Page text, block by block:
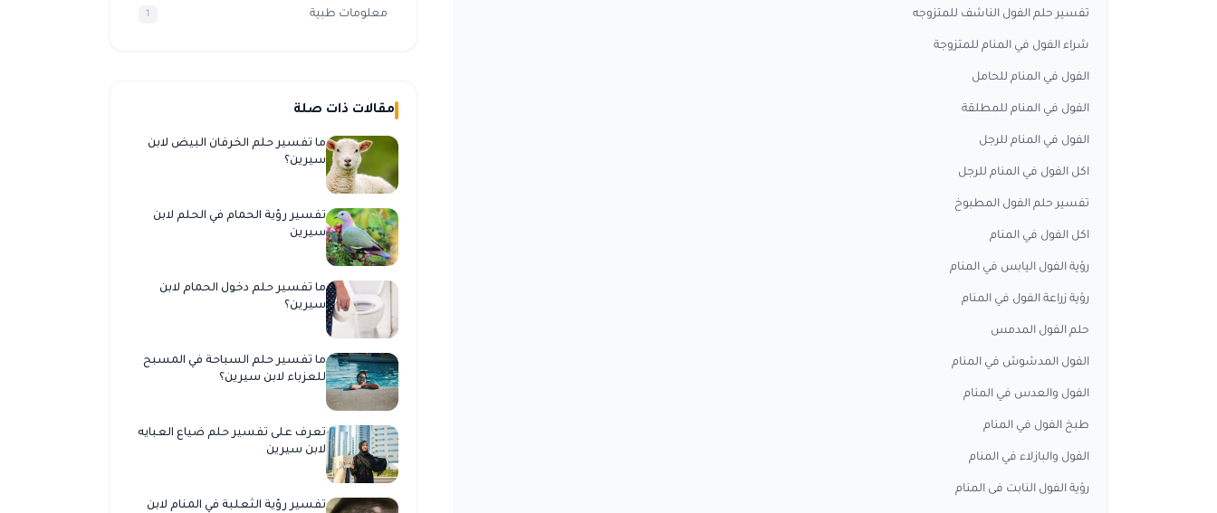
تفسير حلم الفول الناشف للمتزوجه
شراء الفول في المنام للمتزوجة
الفول في المنام للحامل
الفول في المنام للمطلقة
الفول في المنام للرجل
اكل الفول في المنام للرجل
تفسير حلم الفول المطبوخ
اكل الفول في المنام
رؤية الفول اليابس في المنام
رؤية زراعة الفول في المنام
حلم الفول المدمس
الفول المدشوش في المنام
الفول والعدس في المنام
طبخ الفول في المنام
الفول والبازلاء في المنام
رؤية الفول النابت فى المنام
معلومات طبية 1
مقالات ذات صلة
ما تفسير حلم الخرفان البيض لابن
سيرين؟
تفسير رؤية الحمام في الحلم لابن
سيرين
ما تفسير حلم دخول الحمام لابن
سيرين؟
ما تفسير حلم السباحة في المسبح
للعزباء لابن سيرين؟
تعرف على تفسير حلم ضياع العبايه
لابن سيرين
تفسير رؤية الثعلبة في المنام لابن